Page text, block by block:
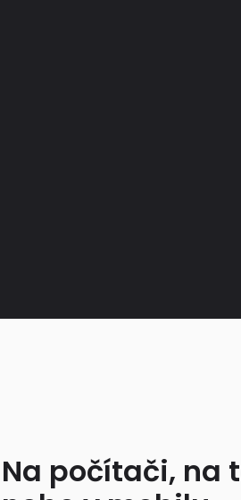
Na počítači, na